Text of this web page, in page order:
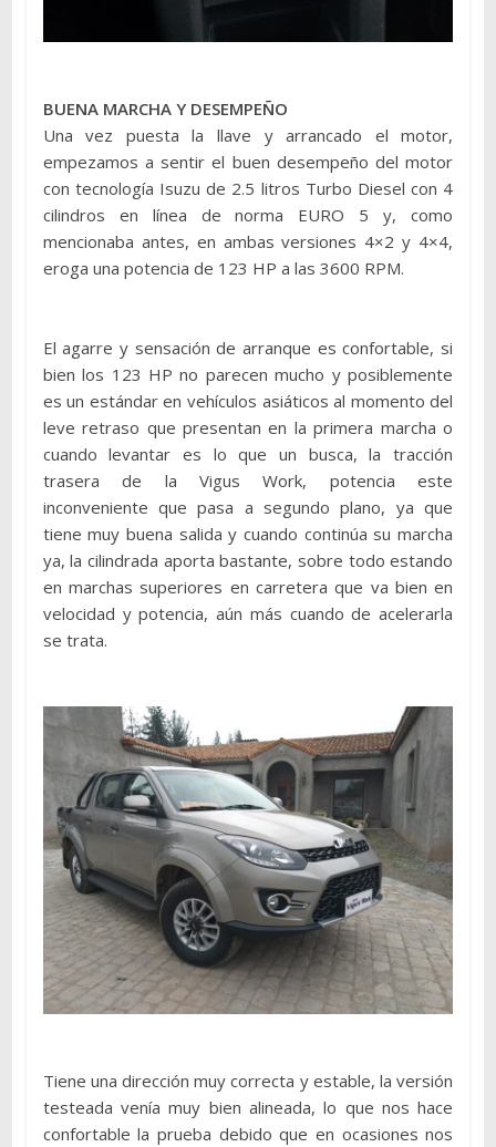
BUENA MARCHA Y DESEMPEÑO
Una vez puesta la llave y arrancado el motor,
empezamos a sentir el buen desempeño del motor
con tecnología Isuzu de 2.5 litros Turbo Diesel con 4
cilindros en línea de norma EURO 5 y, como
mencionaba antes, en ambas versiones 4×2 y 4×4,
eroga una potencia de 123 HP a las 3600 RPM.
El agarre y sensación de arranque es confortable, si
bien los 123 HP no parecen mucho y posiblemente
es un estándar en vehículos asiáticos al momento del
leve retraso que presentan en la primera marcha o
cuando levantar es lo que un busca, la tracción
trasera de la Vigus Work, potencia este
inconveniente que pasa a segundo plano, ya que
tiene muy buena salida y cuando continúa su marcha
ya, la cilindrada aporta bastante, sobre todo estando
en marchas superiores en carretera que va bien en
velocidad y potencia, aún más cuando de acelerarla
se trata.
Tiene una dirección muy correcta y estable, la versión
testeada venía muy bien alineada, lo que nos hace
confortable la prueba debido que en ocasiones nos